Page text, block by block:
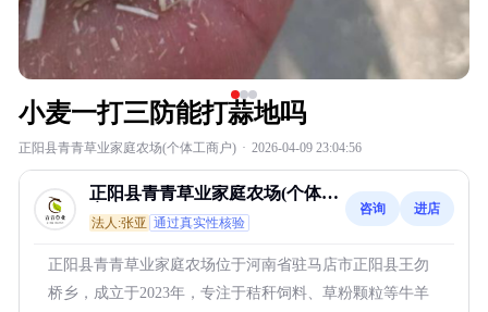
小麦一打三防能打蒜地吗
正阳县青青草业家庭农场(个体工商户) · 2026-04-09 23:04:56
正阳县青青草业家庭农场(个体工
商户)
法人:张亚 通过真实性核验
咨询 进店
正阳县青青草业家庭农场位于河南省驻马店市正阳县王勿
桥乡，成立于2023年，专注于秸秆饲料、草粉颗粒等牛羊